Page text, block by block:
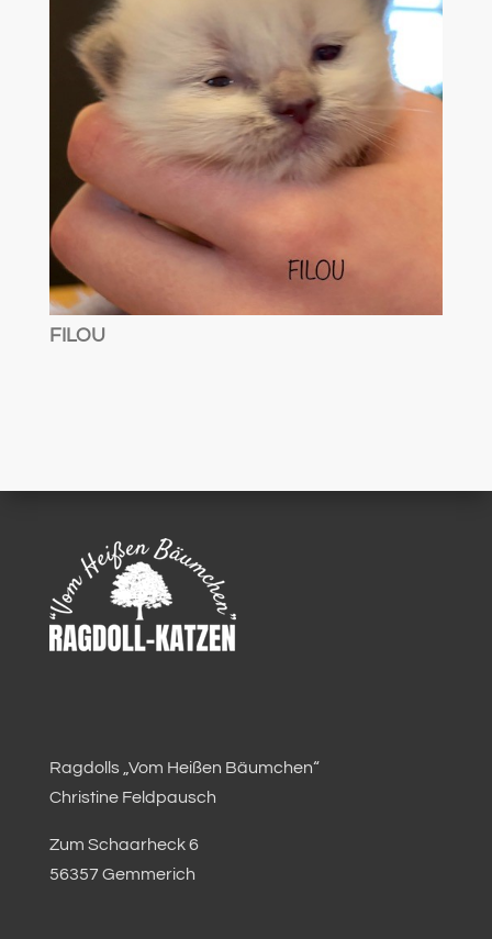
FILOU
Ragdolls „Vom Heißen Bäumchen“
Christine Feldpausch
Zum Schaarheck 6
56357 Gemmerich